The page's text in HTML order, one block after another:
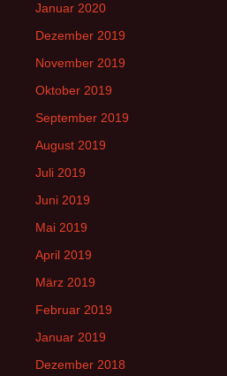
Januar 2020
Dezember 2019
November 2019
Oktober 2019
September 2019
August 2019
Juli 2019
Juni 2019
Mai 2019
April 2019
März 2019
Februar 2019
Januar 2019
Dezember 2018